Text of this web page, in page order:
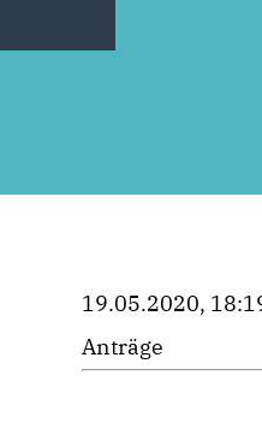
19.05.2020,
Anträge